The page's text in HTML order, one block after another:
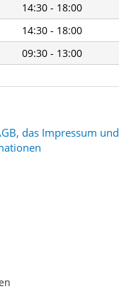
14:30 - 18:00
14:30 - 18:00
09:30 - 13:00
das Impressum und